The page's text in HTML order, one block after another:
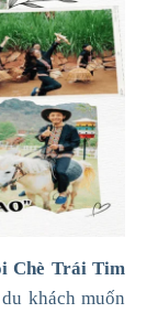
Chè Trái Tim
khách muốn